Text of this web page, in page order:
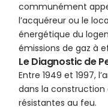
communément
l’acquéreur ou le
énergétique du
émissions de gaz à
Le Diagnostic de
Entre 1949 et 1997,
dans la construction
résistantes au feu.